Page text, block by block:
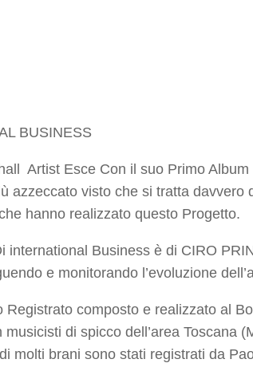
BUSINESS
Artist Esce Con il suo Primo
azzeccato visto che si tratta davvero
hanno realizzato questo Progetto.
international Business è di CIRO
e monitorando l’evoluzione
Registrato composto e realizzato al
musicisti di spicco dell’area Toscana
molti brani sono stati registrati da